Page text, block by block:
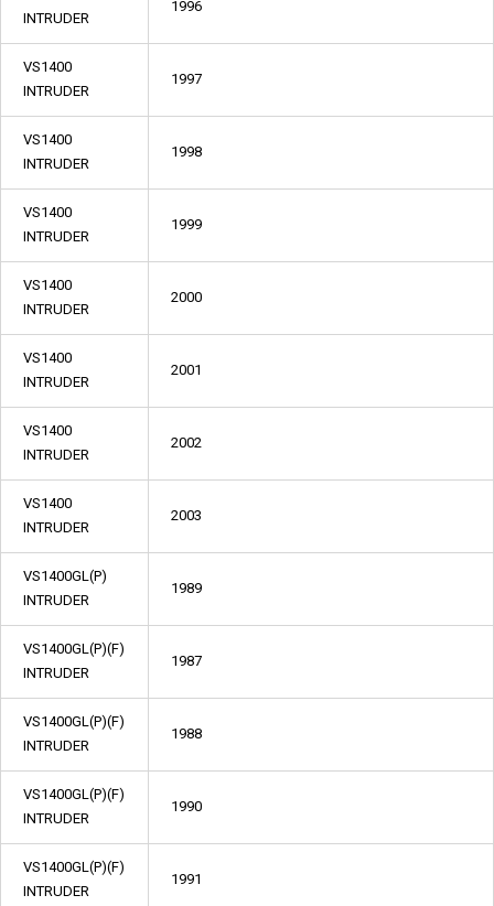
INTRUDER
1996
VS1400
INTRUDER
1997
VS1400
INTRUDER
1998
VS1400
INTRUDER
1999
VS1400
INTRUDER
2000
VS1400
INTRUDER
2001
VS1400
INTRUDER
2002
VS1400
INTRUDER
2003
VS1400GL(P)
INTRUDER
1989
VS1400GL(P)(F)
INTRUDER
1987
VS1400GL(P)(F)
INTRUDER
1988
VS1400GL(P)(F)
INTRUDER
1990
VS1400GL(P)(F)
INTRUDER
1991